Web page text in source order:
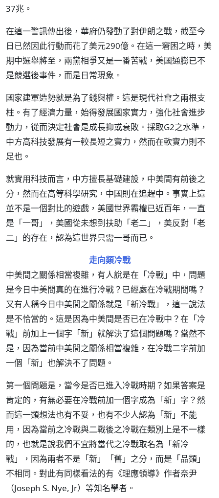
37兆。
在這一警訊傳出後，華府仍發動了對伊朗之戰，截至今
日已然因此行動而花了美元290億。在這一窘困之時，美
期中選舉將至，兩黨相爭又是一番苦戰，美國通膨已不
是競選後事件，而是日常現象。
國家建軍造勢就是為了錢與權。這是現代社會之兩根支
柱。有了經濟力量，始得發展國家實力，強化社會進步
動力，從而決定社會是成長抑或衰敗。採取G2之水準，
中方高科技發展有一較長短之實力，然而在軟實力則不
足也。
就實用科技而言，中方擅長基礎建設，中美間有前後之
分，然而在高等科學研究，中國則在追趕中。事實上這
並不是一個對比的遊戲，美國世界霸權已近百年，一直
是「一哥」，美國從未想到扶助「老二」，美反對「老
二」的存在，認為這世界只需一哥而已。
走向類冷戰
中美間之關係相當複雜，有人說是在「冷戰」中，問題
是今日中美間真的在進行冷戰？已經處在冷戰期間嗎？
又有人稱今日中美間之關係就是「新冷戰」，這一說法
是不恰當的。這是因為中美間是否已在冷戰中？在「冷
戰」前加上一個字「新」就解決了這個問題嗎？當然不
是，因為當前中美間之關係相當複雜，在冷戰二字前加
一個「新」也解決不了問題。
第一個問題是，當今是否已進入冷戰時期？如果答案是
肯定的，有無必要在冷戰前加一個字成為「新」字？然
而這一類想法也有不妥，也有不少人認為「新」不能
用，因為當前之冷戰與二戰後之冷戰在類別上是不一樣
的，也就是說我們不宜將當代之冷戰取名為「新冷
戰」，因為兩者不是「新」「舊」之分，而是「品類」
不相同。對此有同樣看法的有《理應領導》作者奈尹
（Joseph S. Nye, Jr）等知名學者。